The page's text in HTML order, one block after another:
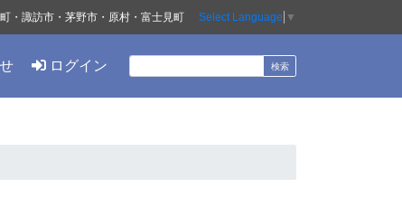
ログイン
・諏訪市・茅野市・原村・富士見町 Select Language ▼